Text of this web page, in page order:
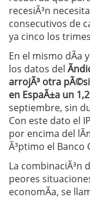
recesiÃ³n
consecutivos de
ya cinco los
En el mismo dÃ­a
los datos del
arrojÃ³ otra
en EspaÃ±a un
septiembre, sin
Con este dato el
por encima del
Ã³ptimo el Banco
La combinaciÃ³n
peores
economÃ­a, se